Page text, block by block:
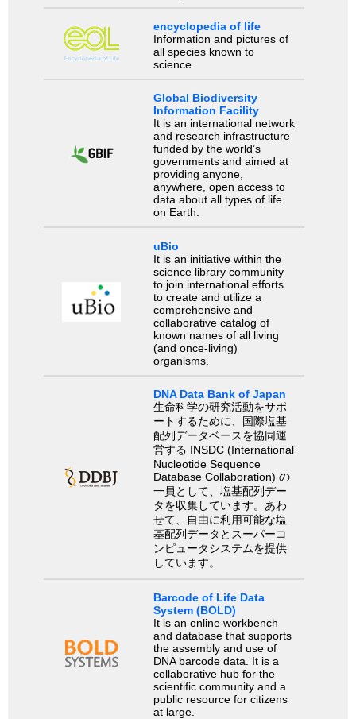
encyclopedia of life
Information and pictures of
all species known to
science.
Global Biodiversity
Information Facility
It is an international network
and research infrastructure
funded by the world’s
governments and aimed at
providing anyone,
anywhere, open access to
data about all types of life
on Earth.
uBio
It is an initiative within the
science library community
to join international efforts
to create and utilize a
comprehensive and
collaborative catalog of
known names of all living
(and once-living)
organisms.
DNA Data Bank of Japan
生命科学の研究活動をサポ
ートするために、国際塩基
配列データベースを協同運
営する INSDC (International
Nucleotide Sequence
Database Collaboration) の
一員として、塩基配列デー
タを収集しています。あわ
せて、自由に利用可能な塩
基配列データとスーパーコ
ンピュータシステムを提供
しています。
Barcode of Life Data
System (BOLD)
It is an online workbench
and database that supports
the assembly and use of
DNA barcode data. It is a
collaborative hub for the
scientific community and a
public resource for citizens
at large.